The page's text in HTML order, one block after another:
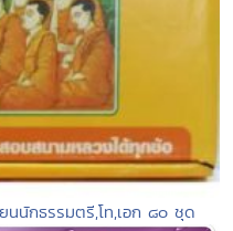
นักธรรมตรี,โท,เอก ๘๐ ชุด